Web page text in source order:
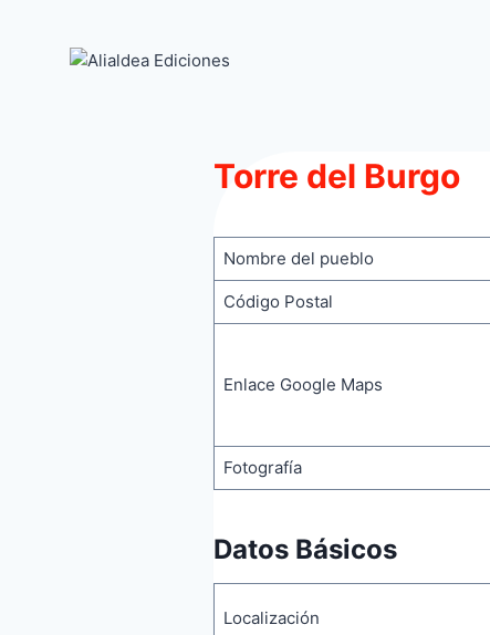
contenido
Torre del Burgo
Nombre del pueblo
Código Postal
Enlace Google Maps
Fotografía
Datos Básicos
Localización